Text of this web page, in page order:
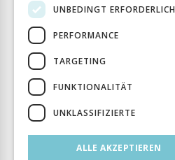
UNBEDINGT ERFORDERLICH
PERFORMANCE
TARGETING
FUNKTIONALITÄT
UNKLASSIFIZIERTE
ALLE AKZEPTIEREN